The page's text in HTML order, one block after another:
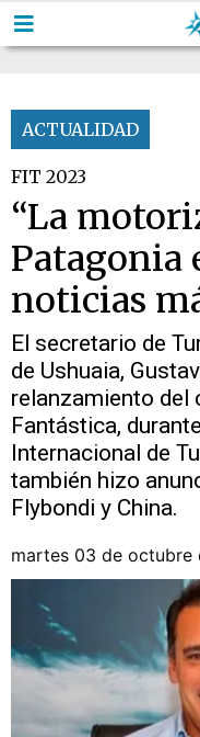
ACTUALIDAD
FIT 2023
“La
Patagonia
noticias
El secretario de
de Ushuaia,
relanzamiento del
Fantástica,
Internacional de
también hizo
Flybondi y China.
martes 03 de octubre